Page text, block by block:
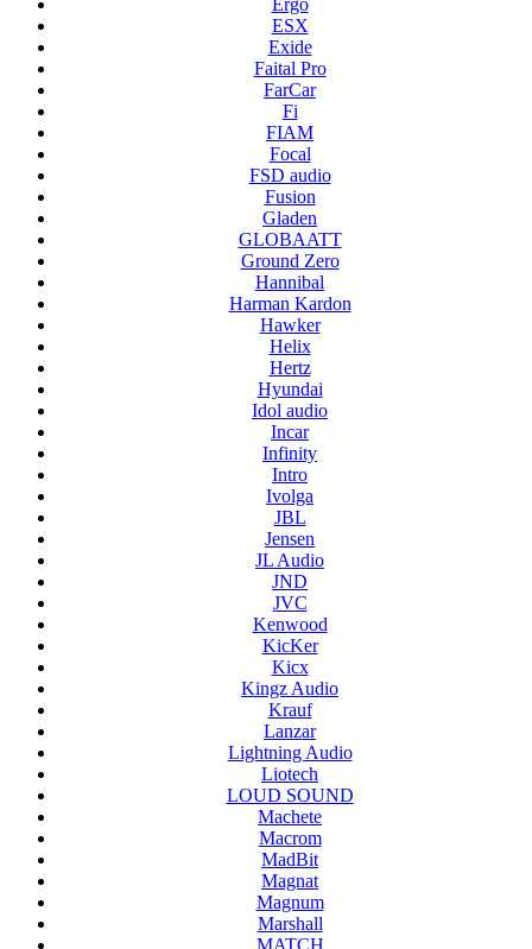
Ergo
ESX
Exide
Faital Pro
FarCar
Fi
FIAM
Focal
FSD audio
Fusion
Gladen
GLOBAATT
Ground Zero
Hannibal
Harman Kardon
Hawker
Helix
Hertz
Hyundai
Idol audio
Incar
Infinity
Intro
Ivolga
JBL
Jensen
JL Audio
JND
JVC
Kenwood
KicKer
Kicx
Kingz Audio
Krauf
Lanzar
Lightning Audio
Liotech
LOUD SOUND
Machete
Macrom
MadBit
Magnat
Magnum
Marshall